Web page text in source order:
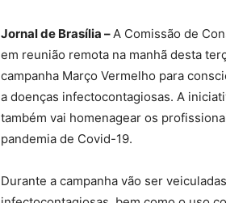
Jornal de Brasília –A Comissão de
em reunião remota na manhã desta
campanha Março Vermelho para
a doenças infectocontagiosas. A
também vai homenagear os
pandemia de Covid-19.
Durante a campanha vão ser